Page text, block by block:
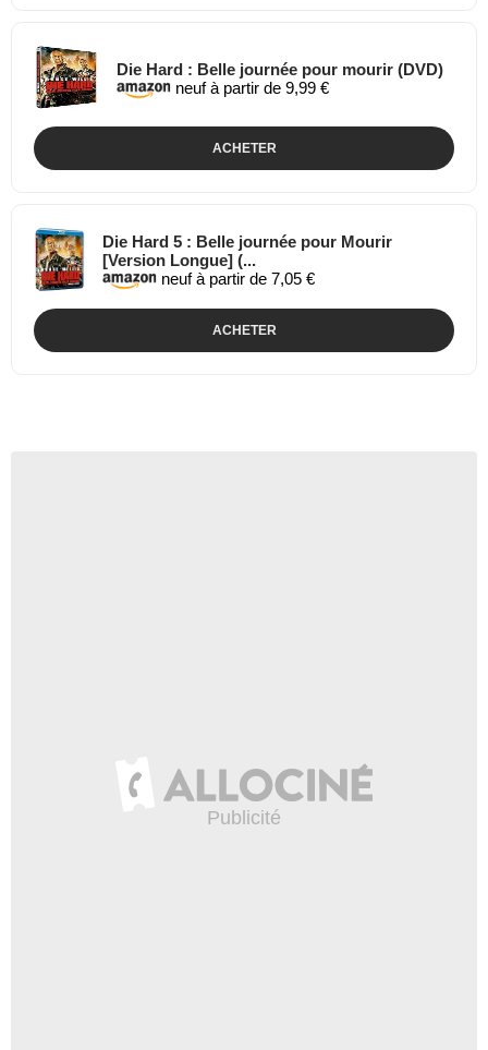
Die Hard : Belle journée pour mourir (DVD)
neuf à partir de 9,99 €
ACHETER
Die Hard 5 : Belle journée pour Mourir
[Version Longue] (...
neuf à partir de 7,05 €
ACHETER